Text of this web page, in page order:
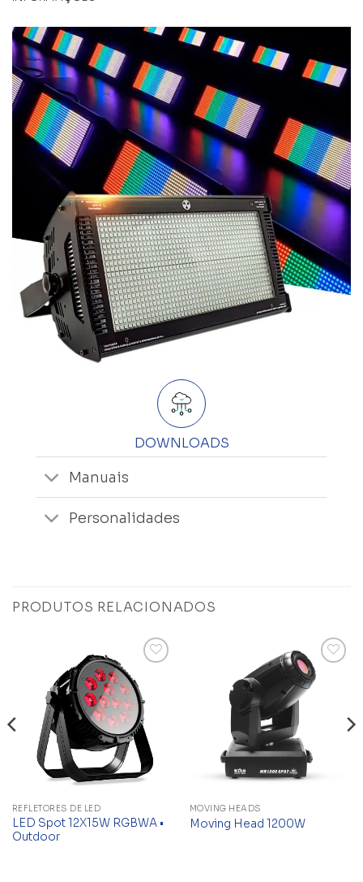
DOWNLOADS
Manuais
Personalidades
PRODUTOS RELACIONADOS
Add to
wishlist
REFLETORES DE LED
LED Spot 12X15W RGBWA •
Outdoor
Add to
wishlist
MOVING HEADS
Moving Head 1200W